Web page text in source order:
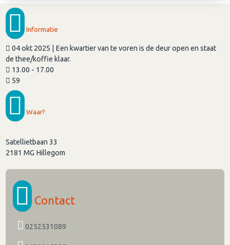
Informatie
04 okt 2025 | Een kwartier van te voren is de deur open en staat
de thee/koffie klaar.
13.00 - 17.00
59
Waar?
Satellietbaan 33
2181 MG Hillegom
Contact
0252531089